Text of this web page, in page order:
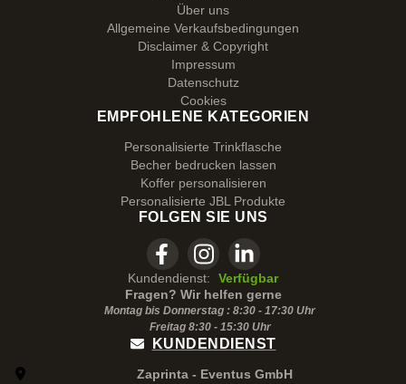
Über uns
Allgemeine Verkaufsbedingungen
Disclaimer & Copyright
Impressum
Datenschutz
Cookies
EMPFOHLENE KATEGORIEN
Personalisierte Trinkflasche
Becher bedrucken lassen
Koffer personalisieren
Personalisierte JBL Produkte
FOLGEN SIE UNS
Kundendienst:
Verfügbar
Fragen? Wir helfen gerne
Montag bis Donnerstag : 8:30 - 17:30 Uhr
Freitag 8:30 - 15:30Uhr
KUNDENDIENST
Zaprinta - Eventus GmbH